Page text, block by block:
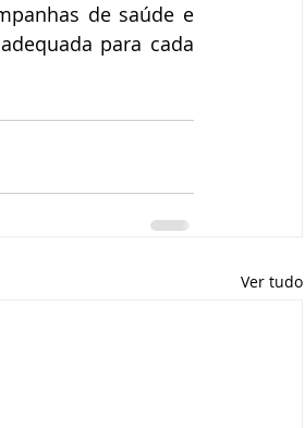
de saúde e
para cada
Ver tudo